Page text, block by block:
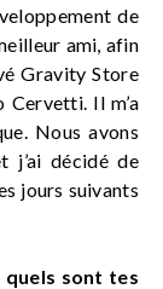
de
ami, afin
Gravity Store
Cervetti. Il m’a
Nous avons
j’ai décidé de
jours suivants
sont tes